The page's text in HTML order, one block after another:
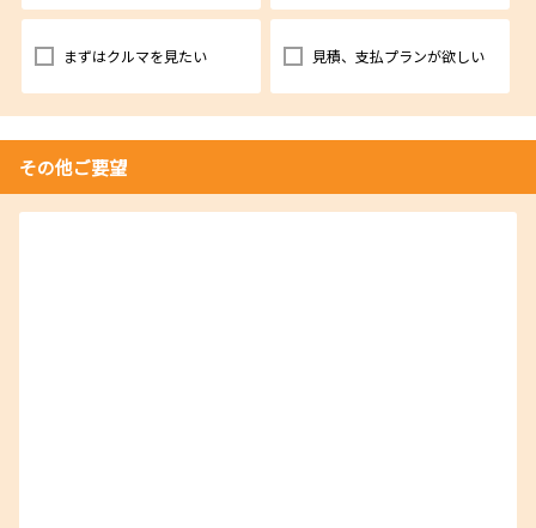
まずはクルマを見たい 見積、支払プランが欲しい
その他ご要望